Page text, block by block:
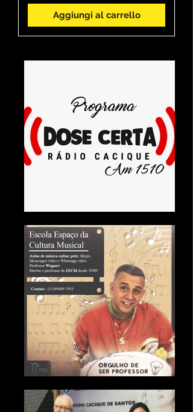
Aggiungi al carrello